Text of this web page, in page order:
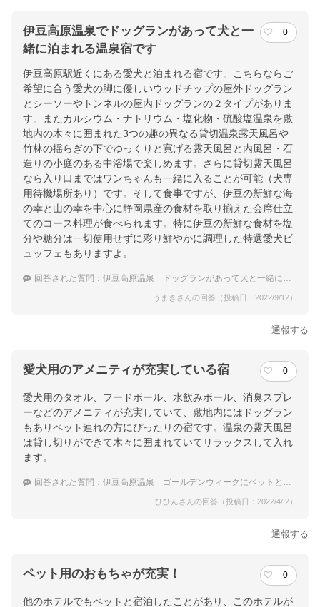
伊豆高原温泉でドッグランがあって犬と一
緒に泊まれる温泉宿です
0
伊豆高原駅近くにある愛犬と泊まれる宿です。こちらならご
希望に合う愛犬の脚に優しいウッドチップの屋外ドッグラン
とシーソーやトンネルの屋内ドッグランの２タイプがありま
す。またカルシウム・ナトリウム・塩化物・硫酸塩温泉を敷
地内の木々に囲まれた3つの趣の異なる貸切温泉露天風呂や
竹林の揺らぎの下でゆっくりと寛げる露天風呂と内風呂・石
造りの小庭のある中浴場で楽しめます。さらに貸切露天風呂
なら入り口まではワンちゃんも一緒に入ることが可能（犬専
用待機場所あり）です。そして食事ですが、伊豆の新鮮な海
の幸と山の幸を中心に静岡県産の食材を取り揃えた会席仕立
てのコース料理が食べられます。特に伊豆の新鮮な食材を塩
分や糖分は一切使用せずに彩り鮮やかに調理した特選愛犬ビ
ュッフェもありますよ。
回答された質問： 伊豆高原温泉 ドッグランがあって犬と一緒に泊まれる温泉宿をおしえてください！
うまきさんの回答（投稿日：2022/9/12）
通報する
愛犬用のアメニティが充実している宿 0
愛犬用のタオル、フードボール、水飲みボール、消臭スプレ
ーなどのアメニティが充実していて、敷地内にはドッグラン
もありペット連れの方にぴったりの宿です。温泉の露天風呂
は貸し切りができて木々に囲まれていてリラックスして入れ
ます。
回答された質問： 伊豆高原温泉 ゴールデンウィークにペットと泊まれるおすすめ温泉宿は？
ひひんさんの回答（投稿日：2022/4/ 2）
通報する
ペット用のおもちゃが充実！ 0
他のホテルでもペットと宿泊したことがあり、このホテルが